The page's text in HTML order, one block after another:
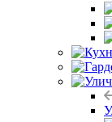
Кухни